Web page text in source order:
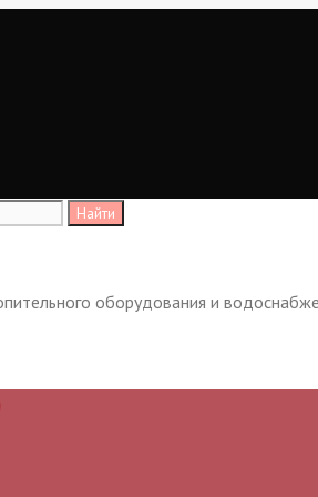
оборудования и